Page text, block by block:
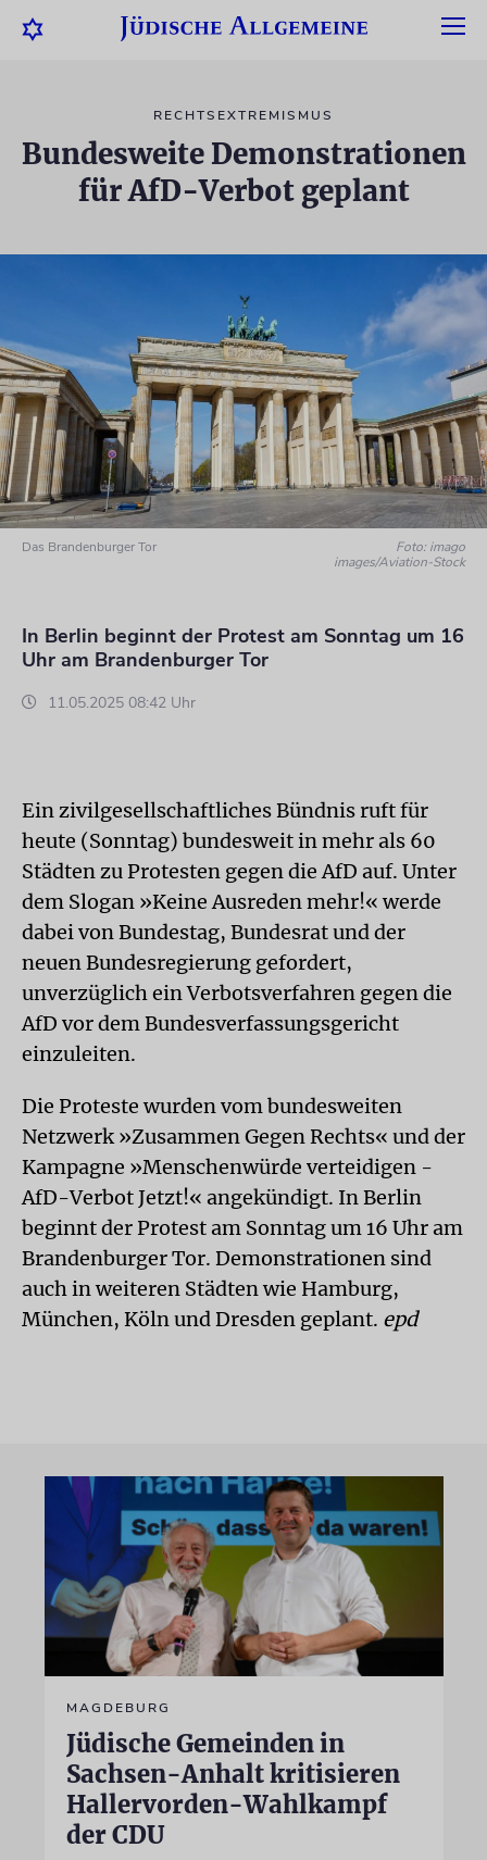
RECHTSEXTREMISMUS
Bundesweite Demonstrationen
für AfD-Verbot geplant
Das Brandenburger Tor
Foto: imago
images/Aviation-Stock
In Berlin beginnt der Protest am Sonntag um 16
Uhr am Brandenburger Tor
11.05.2025 08:42 Uhr
Ein zivilgesellschaftliches Bündnis ruft für
heute (Sonntag) bundesweit in mehr als 60
Städten zu Protesten gegen die AfD auf. Unter
dem Slogan »Keine Ausreden mehr!« werde
dabei von Bundestag, Bundesrat und der
neuen Bundesregierung gefordert,
unverzüglich ein Verbotsverfahren gegen die
AfD vor dem Bundesverfassungsgericht
einzuleiten.
Die Proteste wurden vom bundesweiten
Netzwerk »Zusammen Gegen Rechts« und der
Kampagne »Menschenwürde verteidigen -
AfD-Verbot Jetzt!« angekündigt. In Berlin
beginnt der Protest am Sonntag um 16 Uhr am
Brandenburger Tor. Demonstrationen sind
auch in weiteren Städten wie Hamburg,
München, Köln und Dresden geplant. epd
MAGDEBURG
Jüdische Gemeinden in
Sachsen-Anhalt kritisieren
Hallervorden-Wahlkampf
der CDU